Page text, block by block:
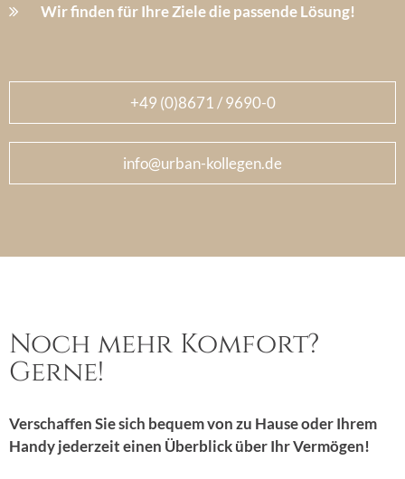
Wir finden für Ihre Ziele die passende Lösung!
+49 (0)8671 / 9690-0
info@urban-kollegen.de
Noch mehr Komfort?
Gerne!
Verschaffen Sie sich bequem von zu Hause oder Ihrem
Handy jederzeit einen Überblick über Ihr Vermögen!